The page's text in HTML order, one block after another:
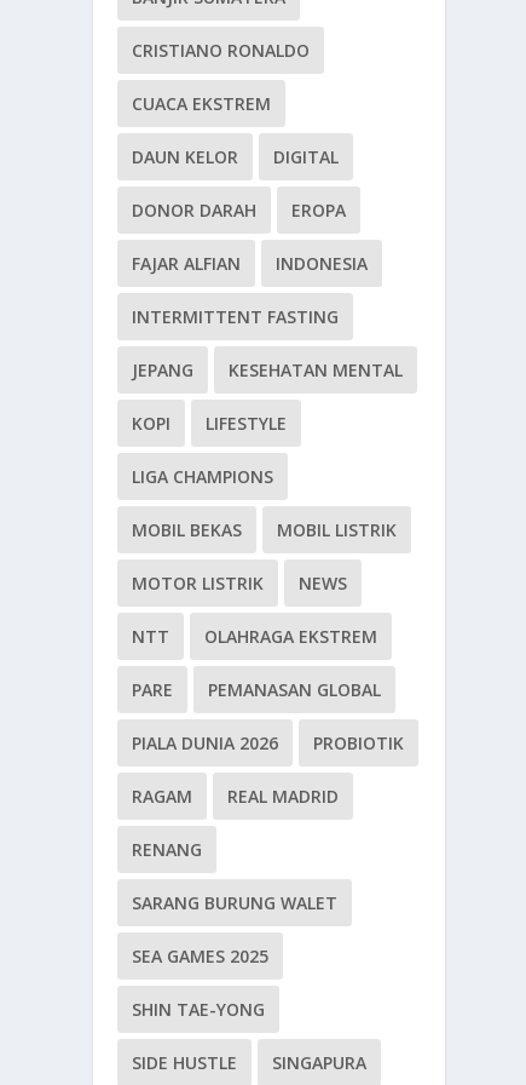
CRISTIANO RONALDO
CUACA EKSTREM
DAUN KELOR DIGITAL
DONOR DARAH EROPA
FAJAR ALFIAN INDONESIA
INTERMITTENT FASTING
JEPANG KESEHATAN MENTAL
KOPI LIFESTYLE
LIGA CHAMPIONS
MOBIL BEKAS MOBIL LISTRIK
MOTOR LISTRIK NEWS
NTT OLAHRAGA EKSTREM
PARE PEMANASAN GLOBAL
PIALA DUNIA 2026 PROBIOTIK
RAGAM REAL MADRID
RENANG
SARANG BURUNG WALET
SEA GAMES 2025
SHIN TAE-YONG
SIDE HUSTLE SINGAPURA